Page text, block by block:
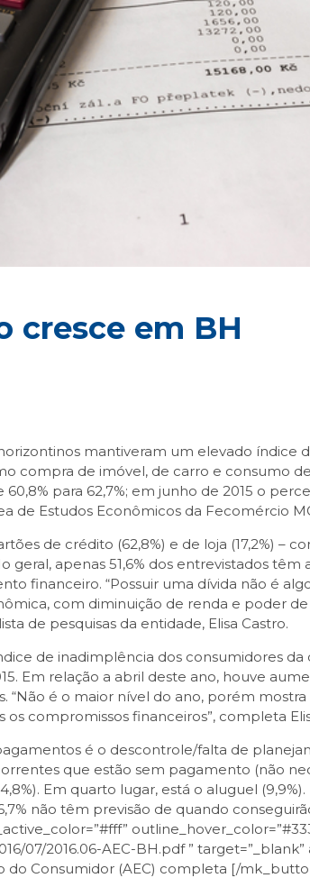
cresce em BH
mantiveram um elevado índice
compra de imóvel, de carro e consumo
para 62,7%; em junho de 2015 o
de Estudos Econômicos da Fecomércio
de crédito (62,8%) e de loja (17,2%) –
geral, apenas 51,6% dos entrevistados
financeiro. “Possuir uma dívida não é
com diminuição de renda e poder
de pesquisas da entidade, Elisa Castro.
de inadimplência dos consumidores da
Em relação a abril deste ano, houve
“Não é o maior nível do ano, porém
compromissos financeiros”, completa
é o descontrole/falta de
que estão sem pagamento (não
Em quarto lugar, está o aluguel
não têm previsão de quando
2016.06-AEC-BH.pdf ” target=”_blank”
do Consumidor (AEC) completa [/